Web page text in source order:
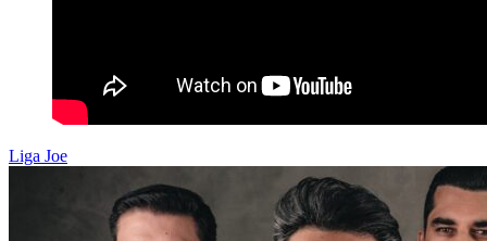
Liga Joe